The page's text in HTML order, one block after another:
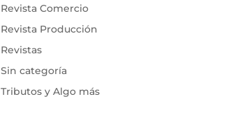
Revista Comercio
Revista Producción
Revistas
Sin categoría
Tributos y Algo más